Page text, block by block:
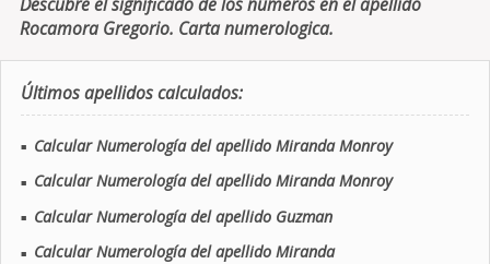
Rocamora Gregorio. Carta numerologica.
Últimos apellidos calculados:
■ Calcular Numerología del apellido Miranda Monroy
■ Calcular Numerología del apellido Miranda Monroy
■ Calcular Numerología del apellido Guzman
■ Calcular Numerología del apellido Miranda